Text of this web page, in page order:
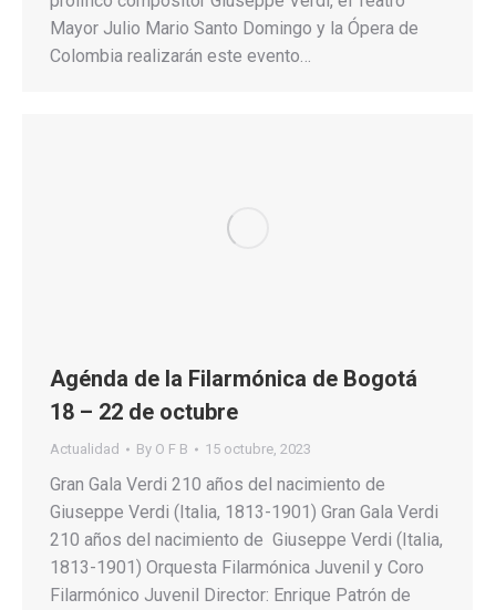
Mayor Julio Mario Santo Domingo y la Ópera de
Colombia realizarán este evento…
Agénda de la Filarmónica de Bogotá
18 – 22 de octubre
Actualidad By O F B 15 octubre, 2023
Gran Gala Verdi 210 años del nacimiento de
Giuseppe Verdi (Italia, 1813-1901) Gran Gala Verdi
210 años del nacimiento de Giuseppe Verdi (Italia,
1813-1901) Orquesta Filarmónica Juvenil y Coro
Filarmónico Juvenil Director: Enrique Patrón de